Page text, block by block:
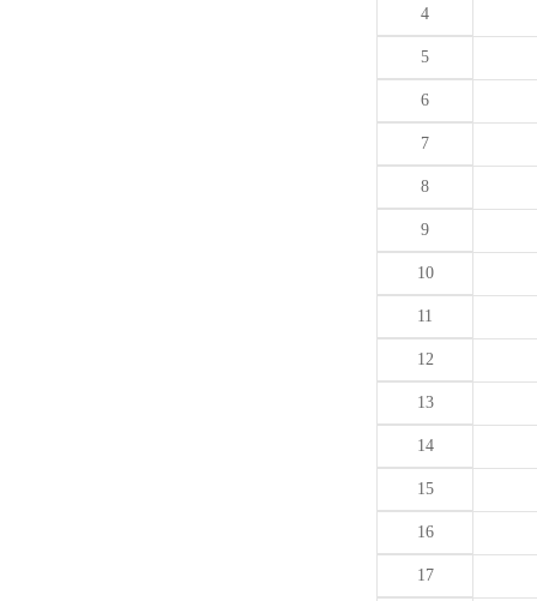
4
5
6
7
8
9
10
11
12
13
14
15
16
17